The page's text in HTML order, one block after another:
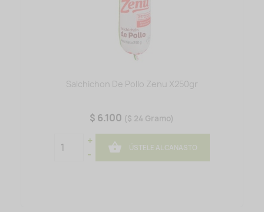
Salchichon De Pollo Zenu X250gr
$ 6.100 ($ 24 Gramo)
+
-
 ÚSTELE AL CANASTO